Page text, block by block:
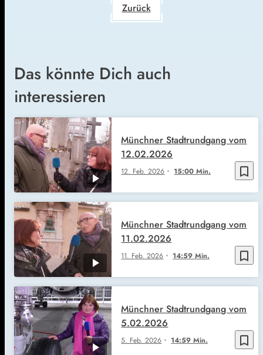
Zurück
Das könnte Dich auch
interessieren
bookmark_border
12. Feb. 2026 15:00 Min.
Münchner Stadtrundgang vom
12.02.2026
bookmark_border
11. Feb. 2026 14:59 Min.
Münchner Stadtrundgang vom
11.02.2026
bookmark_border
5. Feb. 2026 14:59 Min.
Münchner Stadtrundgang vom
5.02.2026